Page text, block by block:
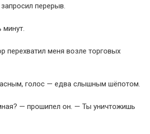
перерыв.
минут.
перехватил меня возле торговых
голос — едва слышным шёпотом.
— прошипел он. — Ты уничтожишь